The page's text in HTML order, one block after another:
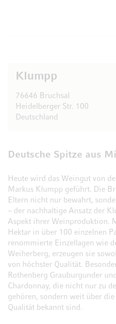
Klumpp
76646 Bruchsal
Heidelberger Str. 100
Deutschland
Deutsche Spitze aus
Heute wird das Weingut von
Markus Klumpp geführt. Die
Eltern nicht nur bewahrt,
– der nachhaltige Ansatz der
Aspekt ihrer Weinproduktion.
Hektar in über 100 einzelnen
renommierte Einzellagen wie
Weiherberg, erzeugen sie
von höchster Qualität.
Rothenberg Grauburgunder
Chardonnay, die nicht nur zu
gehören, sondern weit über
Qualität bekannt sind.